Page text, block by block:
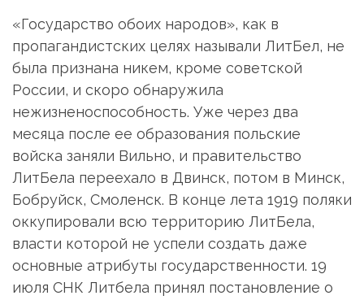
«Государство обоих народов», как в
пропагандистских целях называли ЛитБел, не
была признана никем, кроме советской
России, и скоро обнаружила
нежизненоспособность. Уже через два
месяца после ее образования польские
войска заняли Вильно, и правительство
ЛитБела переехало в Двинск, потом в Минск,
Бобруйск, Смоленск. В конце лета 1919 поляки
оккупировали всю территорию ЛитБела,
власти которой не успели создать даже
основные атрибуты государственности. 19
июля СНК Литбела принял постановление о